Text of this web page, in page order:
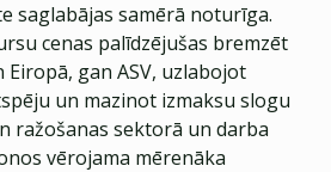
saglabājas samērā noturīga.
cenas palīdzējušas bremzēt
gan ASV, uzlabojot
un mazinot izmaksu slogu
ražošanas sektorā un darba
vērojama mērenāka